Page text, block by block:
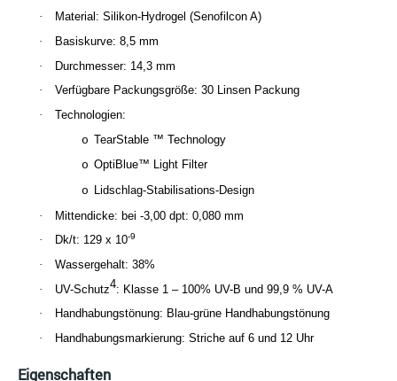
·
Material: Silikon-Hydrogel (Senofilcon A)
·
Basiskurve: 8,5 mm
·
Durchmesser: 14,3 mm
·
Verfügbare Packungsgröße: 30 Linsen Packung
·
Technologien:
o TearStable ™ Technology
o OptiBlue™ Light Filter
o
Lidschlag-Stabilisations-Design
·
Mittendicke: bei -3,00 dpt: 0,080 mm
·
Dk/t: 129 x 10-9
·
Wassergehalt: 38%
·
UV-Schutz4: Klasse 1 – 100% UV-B und 99,9 % UV-A
·
Handhabungstönung: Blau-grüne Handhabungstönung
·
Handhabungsmarkierung: Striche auf 6 und 12 Uhr
Eigenschaften